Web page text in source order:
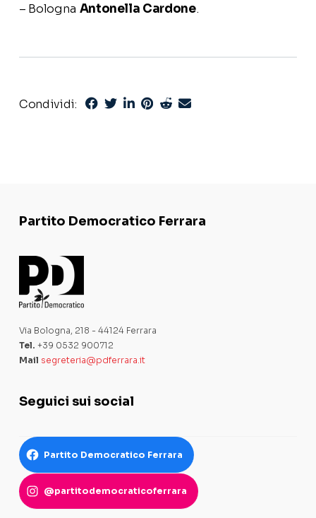
– Bologna Antonella Cardone.
Condividi:
Partito Democratico Ferrara
Via Bologna, 218 - 44124 Ferrara
Tel. +39 0532 900712
Mail segreteria@pdferrara.it
Seguici sui social
Partito Democratico Ferrara
@partitodemocraticoferrara